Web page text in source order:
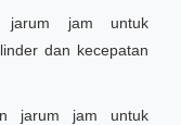
jam untuk
dan kecepatan
jarum jam untuk